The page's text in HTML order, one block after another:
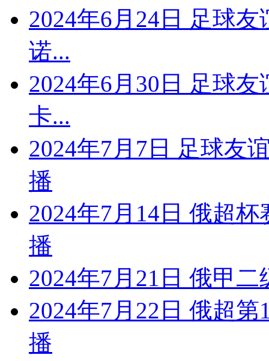
2024年6月24日 足球
诺...
2024年6月30日 足球
卡...
2024年7月7日 足球友
播
2024年7月14日 俄超
播
2024年7月21日 俄甲
2024年7月22日 俄超
播